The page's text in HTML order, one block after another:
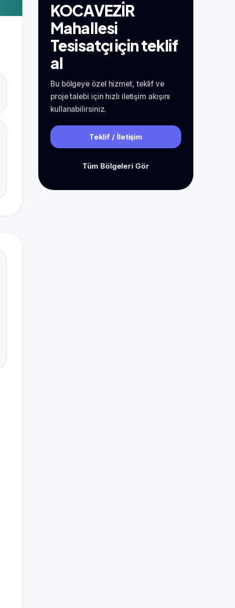
KOCAVEZİR
Mahallesi
Tesisatçı için teklif
al
Bu bölgeye özel hizmet, teklif ve
proje talebi için hızlı iletişim akışını
kullanabilirsiniz.
Teklif / İletişim
Tüm Bölgeleri Gör